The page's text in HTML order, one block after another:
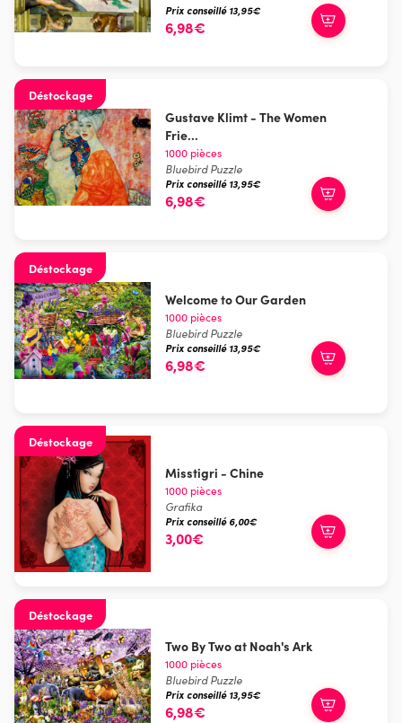
Prix conseillé 13,95€
6,98€
Déstockage
Gustave Klimt - The Women
Frie...
1000 pièces
Bluebird Puzzle
Prix conseillé 13,95€
6,98€
Déstockage
Welcome to Our Garden
1000 pièces
Bluebird Puzzle
Prix conseillé 13,95€
6,98€
Déstockage
Misstigri - Chine
1000 pièces
Grafika
Prix conseillé 6,00€
3,00€
Déstockage
Two By Two at Noah's Ark
1000 pièces
Bluebird Puzzle
Prix conseillé 13,95€
6,98€